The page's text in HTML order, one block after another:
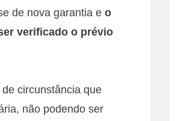
de nova garantia e o
verificado o prévio
circunstância que
não podendo ser